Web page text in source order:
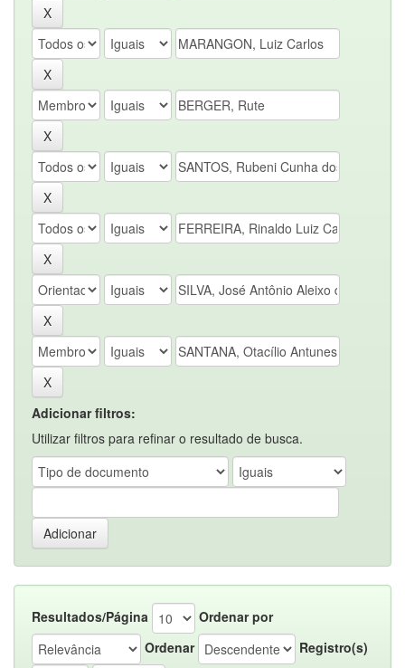
Adicionar filtros:
Utilizar filtros para refinar o resultado de busca.
Resultados/Página
Ordenar por
Ordenar
Registro(s)